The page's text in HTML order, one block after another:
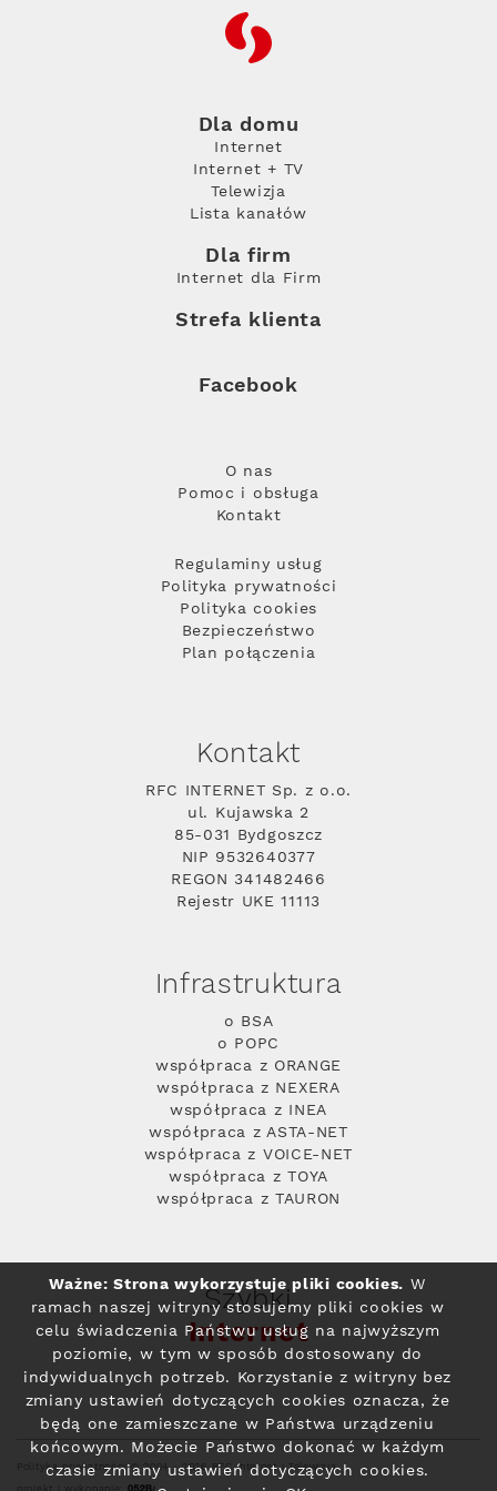
RFC
Dla domu
Internet
Internet + TV
Telewizja
Lista kanałów
Dla firm
Internet dla Firm
Strefa klienta
Facebook
O nas
Pomoc i obsługa
Kontakt
Regulaminy usług
Polityka prywatności
Polityka cookies
Bezpieczeństwo
Plan połączenia
Kontakt
RFC INTERNET Sp. z o.o.
ul. Kujawska 2
85-031 Bydgoszcz
NIP 9532640377
REGON 341482466
Rejestr UKE 11113
Infrastruktura
o BSA
o POPC
współpraca z ORANGE
współpraca z NEXERA
współpraca z INEA
współpraca z ASTA-NET
współpraca z VOICE-NET
współpraca z TOYA
współpraca z TAURON
Szybki
Internet
Polityka prywatności© 2004 - 2026 RFC Internet i Telewizja
Ważne: Strona wykorzystuje pliki cookies. W
ramach naszej witryny stosujemy pliki cookies w
celu świadczenia Państwu usług na najwyższym
poziomie, w tym w sposób dostosowany do
indywidualnych potrzeb. Korzystanie z witryny bez
zmiany ustawień dotyczących cookies oznacza, że
będą one zamieszczane w Państwa urządzeniu
końcowym. Możecie Państwo dokonać w każdym
czasie zmiany ustawień dotyczących cookies.